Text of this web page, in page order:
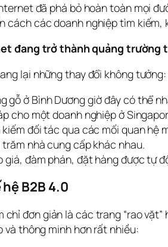
đã phá bỏ hoàn toàn mọi
các doanh nghiệp tìm kiếm,
đang trở thành quảng trường
lại những thay đổi không tưởng:
gỗ ở Bình Dương giờ đây có thể
cho một doanh nghiệp ở
đối tác qua các mối quan hệ
nhà cung cấp khác nhau.
giá, đàm phán, đặt hàng được tự
B2B 4.0
đơn giản là các trang “rao
thông minh hơn rất nhiều: